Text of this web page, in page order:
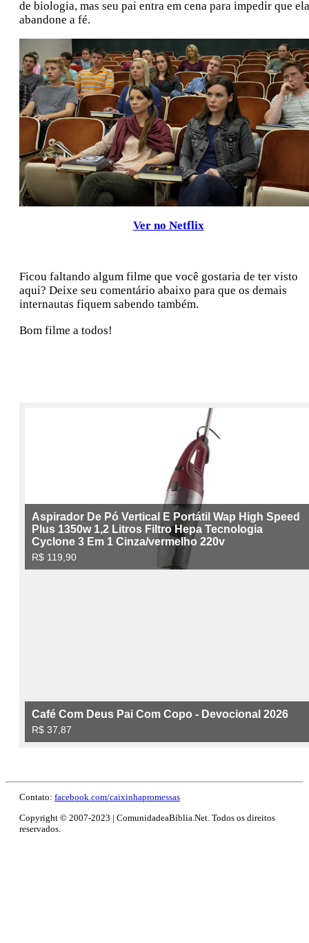
de biologia, mas seu pai entra em cena para impedir que ela
abandone a fé.
Ver no Netflix
Ficou faltando algum filme que você gostaria de ter visto
aqui? Deixe seu comentário abaixo para que os demais
internautas fiquem sabendo também.
Bom filme a todos!
Contato: facebook.com/caixinhapromessas
Copyright © 2007-2023 | ComunidadeaBíblia.Net. Todos os direitos
reservados.